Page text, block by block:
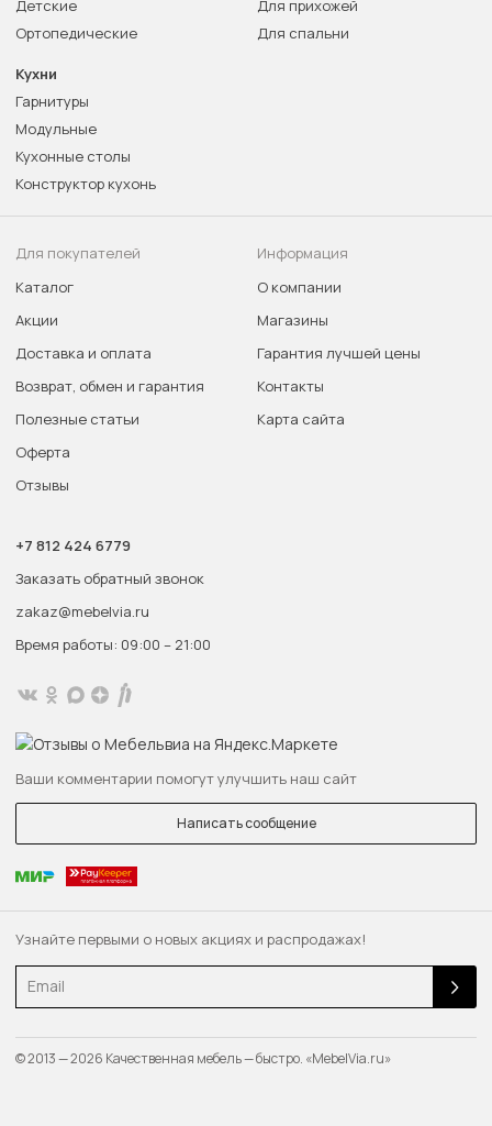
Узнайте первыми о новых акциях и распродажах!
Email
Детские
Ортопедические
Для прихожей
Для спальни
Кухни
Гарнитуры
Модульные
Кухонные столы
Конструктор кухонь
Для покупателей
Каталог
Акции
Доставка и оплата
Возврат, обмен и гарантия
Полезные статьи
Оферта
Отзывы
Информация
О компании
Магазины
Гарантия лучшей цены
Контакты
Карта сайта
+7 812 424 6779
Заказать обратный звонок
zakaz@mebelvia.ru
Время работы: 09:00 – 21:00
Ваши комментарии помогут улучшить наш сайт
Написать сообщение
© 2013 — 2026 Качественная мебель — быстро. «MebelVia.ru»